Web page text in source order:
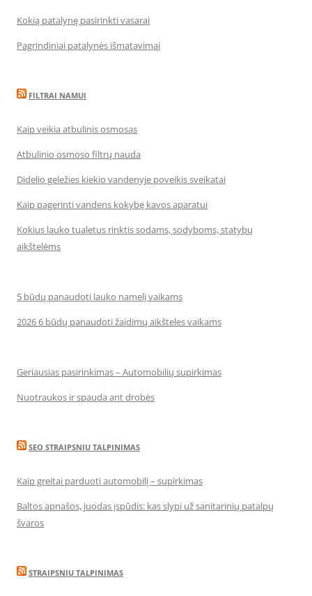
Kokią patalynę pasirinkti vasarai
Pagrindiniai patalynės išmatavimai
FILTRAI NAMUI
Kaip veikia atbulinis osmosas
Atbulinio osmoso filtrų nauda
Didelio geležies kiekio vandenyje poveikis sveikatai
Kaip pagerinti vandens kokybę kavos aparatui
Kokius lauko tualetus rinktis sodams, sodyboms, statybų
aikštelėms
5 būdų panaudoti lauko namelį vaikams
2026 6 būdų panaudoti žaidimų aikšteles vaikams
Geriausias pasirinkimas – Automobilių supirkimas
Nuotraukos ir spauda ant drobės
SEO STRAIPSNIU TALPINIMAS
Kaip greitai parduoti automobilį – supirkimas
Baltos apnašos, juodas įspūdis: kas slypi už sanitarinių patalpų
švaros
STRAIPSNIU TALPINIMAS